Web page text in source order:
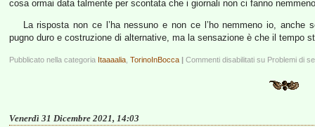
cosa ormai data talmente per scontata che i giornali non ci fanno
La risposta non ce l’ha nessuno e non ce l’ho nemmeno io,
pugno duro e costruzione di alternative, ma la sensazione è che il tempo
Pubblicato nella categoria Itaaaalia TorinoInBocca | Commenti disabilitati su Problemi di
Venerdì 31 Dicembre 2021, 14:03